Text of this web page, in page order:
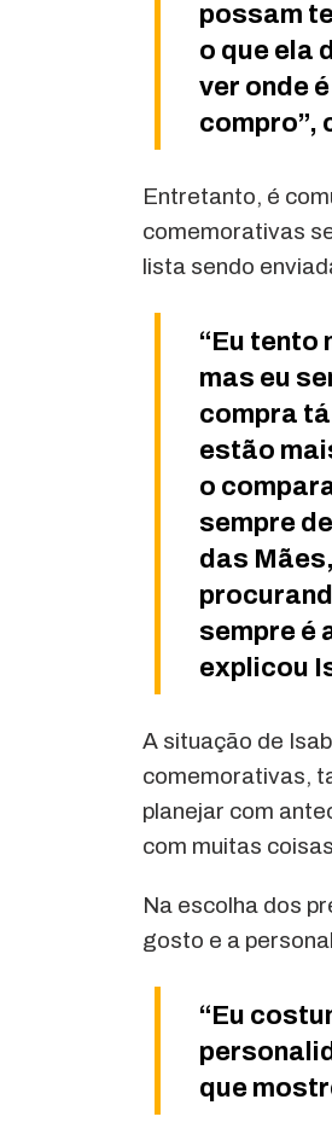
possam
o que ela
ver onde
compro”,
Entretanto, é
comemorativas
lista sendo
“Eu tento
mas eu
compra
estão
o
sempre
das
sempre é
explicou
A situação de
comemorativas,
planejar com
com muitas
Na escolha dos
gosto e a
“Eu
que